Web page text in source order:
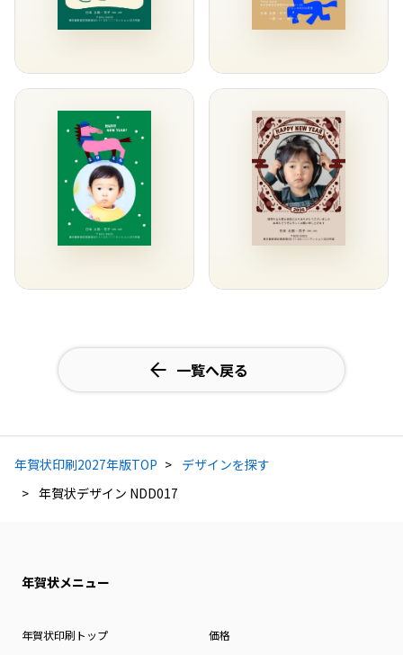
一覧へ戻る
年賀状印刷2027年版TOP
デザインを探す
年賀状デザイン NDD017
年賀状メニュー
年賀状印刷トップ 価格